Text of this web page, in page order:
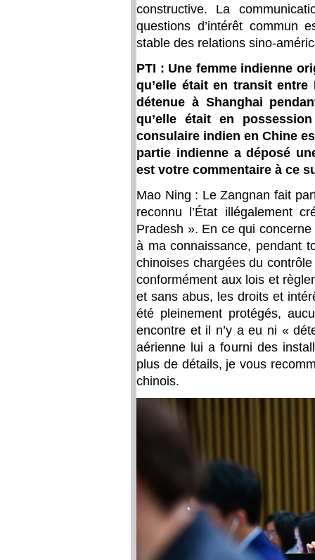
constructive. La
questions d’intérêt commun
stable des relations sino-
PTI : Une femme indienne
qu’elle était en transit
détenue à Shanghai
qu’elle était en
consulaire indien en Chine
partie indienne a déposé
est votre commentaire à ce
Mao Ning : Le Zangnan fait
reconnu l’État illégalement
Pradesh ». En ce qui
à ma connaissance, pendant
chinoises chargées du
conformément aux lois et
et sans abus, les droits et
été pleinement protégés,
encontre et il n’y a eu ni «
aérienne lui a fourni des
plus de détails, je vous
chinois.